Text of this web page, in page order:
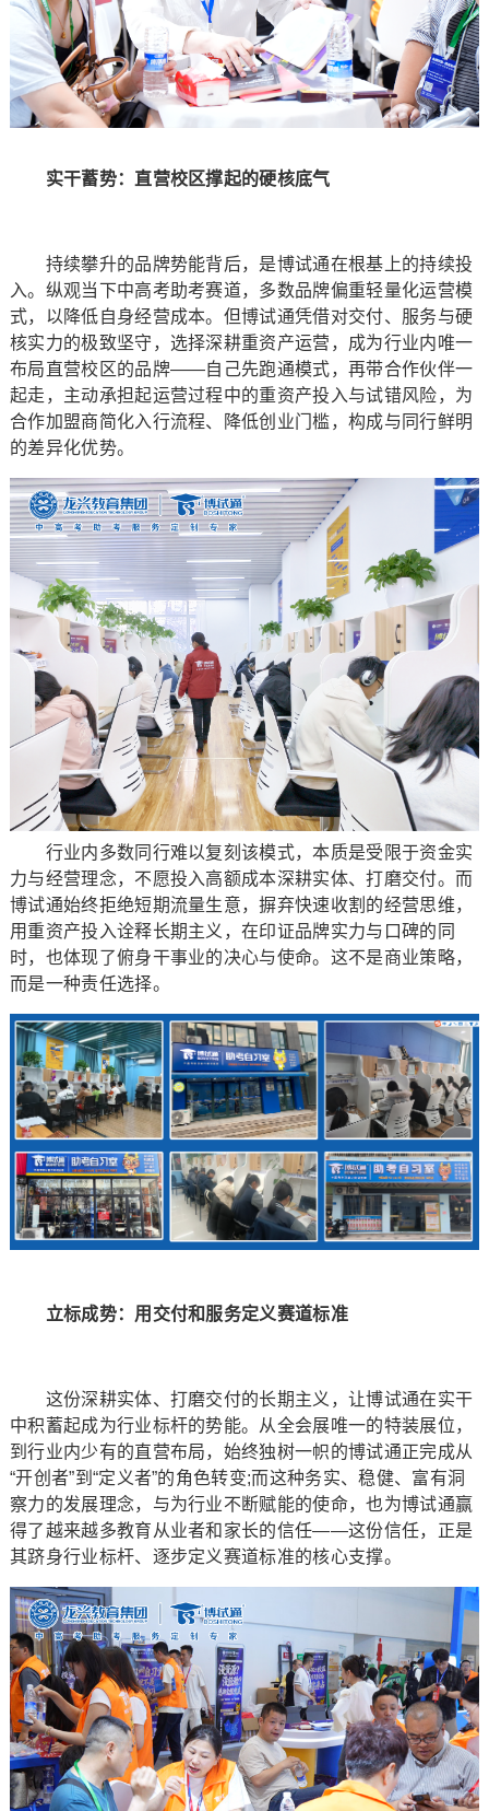
实干蓄势：直营校区撑起的硬核底气
持续攀升的品牌势能背后，是博试通在根基上的持续投
入。纵观当下中高考助考赛道，多数品牌偏重轻量化运营模
式，以降低自身经营成本。但博试通凭借对交付、服务与硬
核实力的极致坚守，选择深耕重资产运营，成为行业内唯一
布局直营校区的品牌——自己先跑通模式，再带合作伙伴一
起走，主动承担起运营过程中的重资产投入与试错风险，为
合作加盟商简化入行流程、降低创业门槛，构成与同行鲜明
的差异化优势。
行业内多数同行难以复刻该模式，本质是受限于资金实
力与经营理念，不愿投入高额成本深耕实体、打磨交付。而
博试通始终拒绝短期流量生意，摒弃快速收割的经营思维，
用重资产投入诠释长期主义，在印证品牌实力与口碑的同
时，也体现了俯身干事业的决心与使命。这不是商业策略，
而是一种责任选择。
立标成势：用交付和服务定义赛道标准
这份深耕实体、打磨交付的长期主义，让博试通在实干
中积蓄起成为行业标杆的势能。从全会展唯一的特装展位，
到行业内少有的直营布局，始终独树一帜的博试通正完成从
“开创者”到“定义者”的角色转变;而这种务实、稳健、富有洞
察力的发展理念，与为行业不断赋能的使命，也为博试通赢
得了越来越多教育从业者和家长的信任——这份信任，正是
其跻身行业标杆、逐步定义赛道标准的核心支撑。